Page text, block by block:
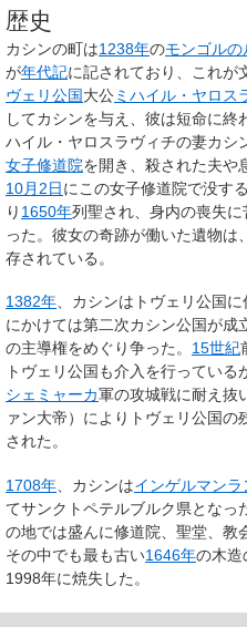
歴史
カシンの町は1238年のモンゴル
が年代記に記されており、これが
ヴェリ公国大公ミハイル・ヤロス
してカシンを与え、彼は短命に終
ハイル・ヤロスラヴィチの妻カシ
女子修道院を開き、殺された夫や
10月2日にこの女子修道院で没す
り 1650年列聖され、身内の喪失
った。彼女の奇跡が働いた遺物は
存されている。
1382年、カシンはトヴェリ公国に
にかけては第二次カシン公国が成
の主導権をめぐり争った。 15世紀
トヴェリ公国も介入を行っている
シェミャーカ軍の攻城戦に耐え抜
ァン大帝）によりトヴェリ公国
された。
1708年 、カシンはインゲルマンラ
てサンクトペテルブルク県となっ
の地では盛んに修道院、聖堂、教
その中でも最も古い1646年の木造
1998年に焼失した。